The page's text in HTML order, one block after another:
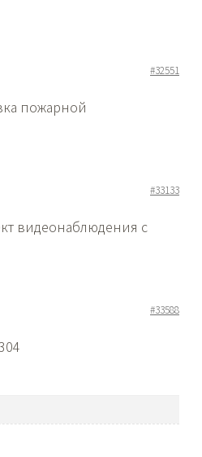
#32551
пожарной
#33133
видеонаблюдения с
#33588